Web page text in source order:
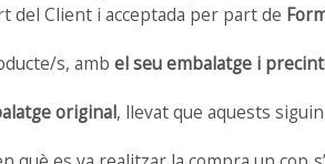
del Client i acceptada per part de
s, amb el seu embalatge i
original, llevat que aquests